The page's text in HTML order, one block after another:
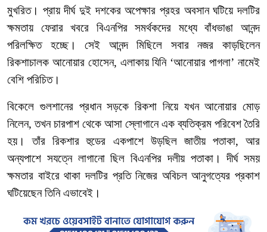
মুখরিত। প্রায় দীর্ঘ দুই দশকের অপেক্ষার প্রহর অবসান ঘটিয়ে দলটির
ক্ষমতায়
ফেরার খবরে বিএনপির সমর্থকদের মধ্যে বাঁধভাঙা
আনন্দ
পরিলক্ষিত হচ্ছে।
সেই আনন্দ মিছিলে সবার নজর
কাড়ছিলেন
রিকশাচালক আনোয়ার হোসেন, এলাকায় যিনি‘আনোয়ার পাগলা’নামেই
বেশি পরিচিত।
বিকেলে গুলশানের প্রধান সড়কে রিকশা নিয়ে যখন আনোয়ার মোড়
নিলেন,তখন চারপাশ থেকে আসা স্লোগানে এক ব্যতিক্রম পরিবেশ তৈরি
হয়।
তাঁর রিকশার হুডের একপাশে উড়ছিল জাতীয় পতাকা, আর
অন্যপাশে সযত্নে লাগানো ছিল বিএনপির দলীয় পতাকা। দীর্ঘ সময়
ক্ষমতার বাইরে থাকা দলটির প্রতি নিজের অবিচল আনুগত্যের প্রকাশ
ঘটিয়েছেন তিনি এভাবেই।